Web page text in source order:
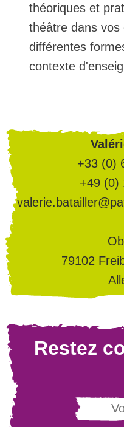
théoriques et
théâtre dans vos
différentes
contexte
+33 (0)
+49 (0)
79102
Restez